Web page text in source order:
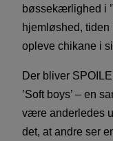
bøssekærlighed i
hjemløshed, tiden
opleve chikane i
Der bliver
’Soft boys’ – en
være anderledes
det, at andre ser